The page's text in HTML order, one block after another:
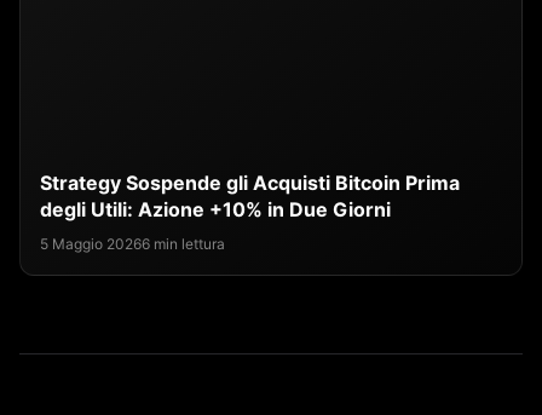
Strategy Sospende gli Acquisti Bitcoin Prima
degli Utili: Azione +10% in Due Giorni
5 Maggio 20266 min lettura